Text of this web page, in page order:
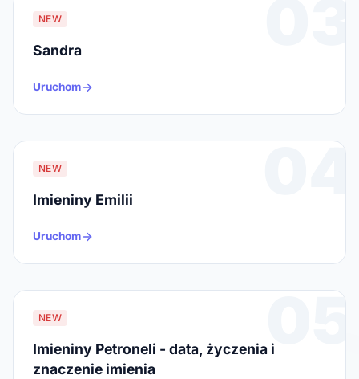
03
NEW
Sandra
Uruchom
04
NEW
Imieniny Emilii
Uruchom
05
NEW
Imieniny Petroneli - data, życzenia i
znaczenie imienia